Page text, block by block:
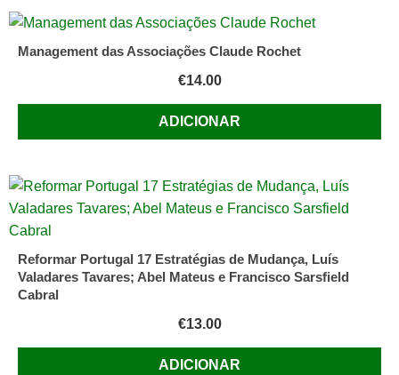
Pinto
Management das Associações Claude Rochet
€14.00
ADICIONAR
Reformar Portugal 17 Estratégias de Mudança, Luís
Valadares Tavares; Abel Mateus e Francisco Sarsfield
Cabral
€13.00
ADICIONAR